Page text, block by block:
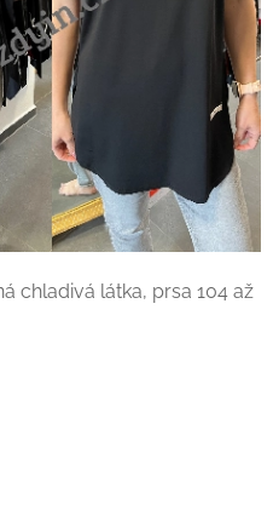
chladivá látka, prsa 104 až